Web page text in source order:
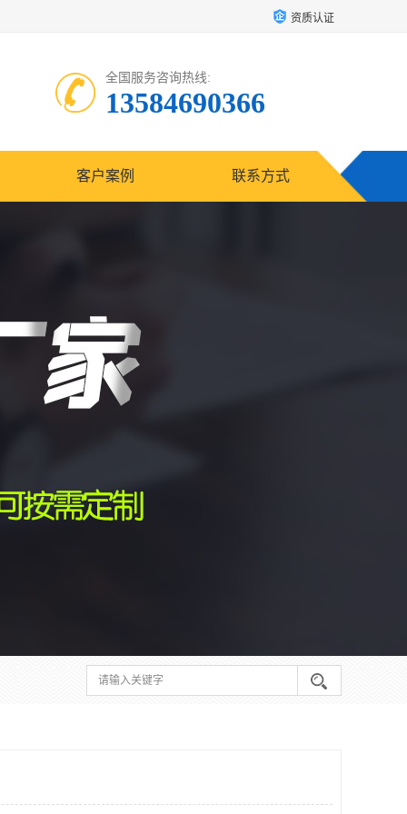
资质认证
全国服务咨询热线:
13584690366
客户案例 联系方式